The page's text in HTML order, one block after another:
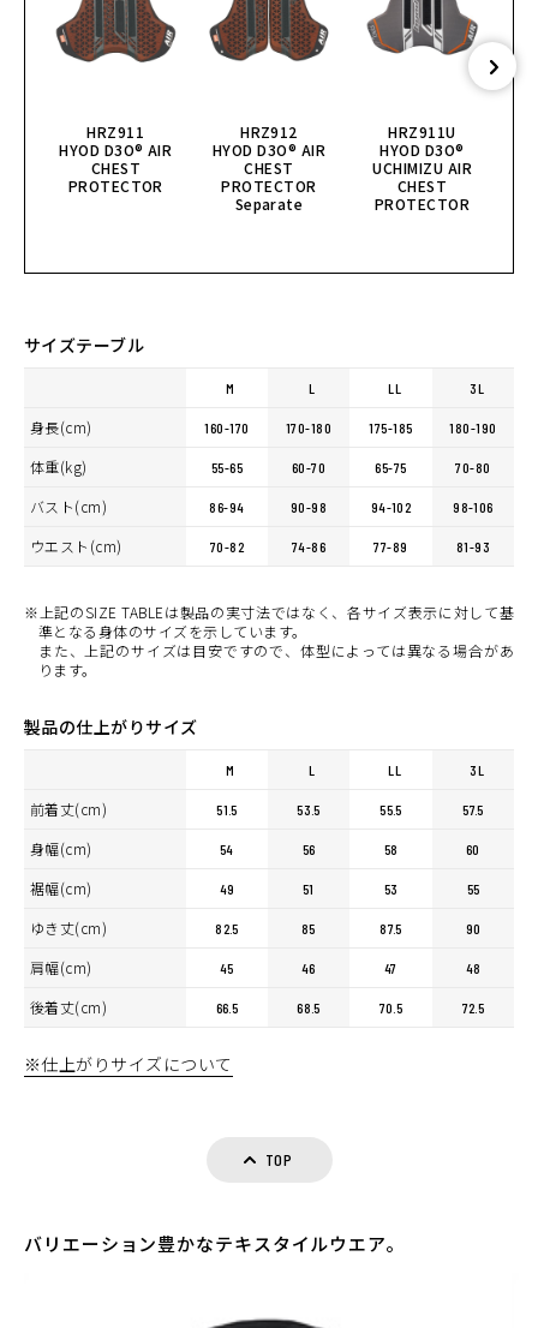
HRZ911
HYOD D3O® AIR
CHEST
PROTECTOR
HRZ912
HYOD D3O® AIR
CHEST
PROTECTOR
Separate
HRZ911U
HYOD D3O®
UCHIMIZU AIR
CHEST
PROTECTOR
サイズテーブル
M L LL 3L
身長(cm) 160-170 170-180 175-185 180-190
体重(kg) 55-65 60-70 65-75 70-80
バスト(cm) 86-94 90-98 94-102 98-106
ウエスト(cm) 70-82 74-86 77-89 81-93
※上記のSIZE TABLEは製品の実寸法ではなく、各サイズ表示に対して基
準となる身体のサイズを示しています。
また、上記のサイズは目安ですので、体型によっては異なる場合があ
ります。
製品の仕上がりサイズ
M L LL 3L
前着丈(cm) 51.5 53.5 55.5 57.5
身幅(cm) 54 56 58 60
裾幅(cm) 49 51 53 55
ゆき丈(cm) 82.5 85 87.5 90
肩幅(cm) 45 46 47 48
後着丈(cm) 66.5 68.5 70.5 72.5
※仕上がりサイズについて
TOP
バリエーション豊かなテキスタイルウエア。